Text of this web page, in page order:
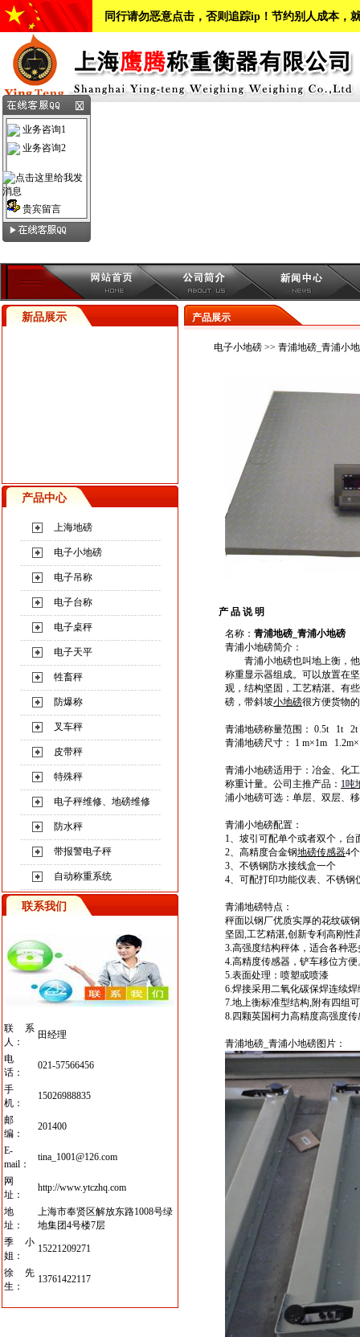
同行请勿恶意点击，否则追踪ip！节约别人成本，
新品展示
产品中心
上海地磅
电子小地磅
电子吊称
电子台称
电子桌秤
电子天平
牲畜秤
防爆称
叉车秤
皮带秤
特殊秤
电子秤维修、地磅维修
防水秤
带报警电子秤
自动称重系统
联系我们
联系
人：
田经理
电
话：
021-57566456
手
机：
15026988835
邮
编：
201400
E-
mail：
tina_1001@126.com
网
址：
http://www.ytczhq.com
地
址：
上海市奉贤区解放东路1008号绿
地集团4号楼7层
季小
姐：
15221209271
徐先
生：
13761422117
产品展示
电子小地磅>> 青浦地磅_青浦小
产 品 说 明
名称： 青浦地磅 青浦小地磅
青浦小地磅简介：
青浦小地磅也叫地上衡，
称重显示器组成。可以放置在
观，结构坚固，工艺精湛。 有
磅， 带斜坡小地磅很方便货物
青浦地磅称量范围： 0.5t 1t
青浦地磅尺寸： 1 m×1m
青浦小地磅适用于 ： 冶金、化
称重计量。公司主推产品： 1吨
浦小地磅可选：单层、双层、
青浦小地磅配置 ：
1、坡引可配单个或者双个，台
2、高精度合金钢地磅传感器4个
3、不锈钢防水接线盒一个
4、 可配打印功能仪表、不锈钢
青浦地磅特点 ：
秤面以钢厂优质实厚的花纹碳
坚固,工艺精湛,创新专利高刚性
3.高强度结构秤体，适合各种恶
4.高精度传感器，铲车移位方
5.表面处理：喷塑或喷漆
6.焊接采用二氧化碳保焊连续
7.地上衡标准型结构,附有四组
8.四颗英国柯力高精度高强度
青浦地磅 青浦小地磅图片：
业务咨询1
业务咨询2
贵宾留言